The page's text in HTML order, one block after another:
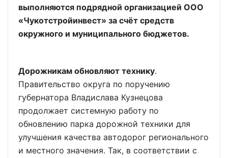
выполняются подрядной организацией ООО
«Чукотстройинвест» за счёт средств
окружного и муниципального бюджетов.
Дорожникам обновляют технику.
Правительство округа по поручению
губернатора Владислава Кузнецова
продолжает системную работу по
обновлению парка дорожной техники для
улучшения качества автодорог регионального
и местного значения. Так, в соответствии с